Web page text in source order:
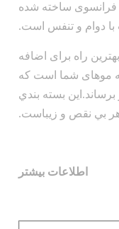
فرانسوی ساخته شده
با دوام و تنفس است.
راه برای اضافه
موهای شما است که
بسته بندي
اطلاعات بیشتر